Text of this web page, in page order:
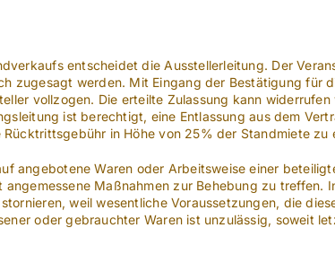
entscheidet die Ausstellerleitung. Der
zugesagt werden. Mit Eingang der Bestätigung für
vollzogen. Die erteilte Zulassung kann
ist berechtigt, eine Entlassung aus dem
in Höhe von 25% der Standmiete zu
angebotene Waren oder Arbeitsweise einer
Maßnahmen zur Behebung zu treffen.
weil wesentliche Voraussetzungen, die
oder gebrauchter Waren ist unzulässig, soweit